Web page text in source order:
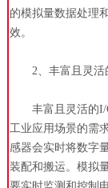
的模拟量数据处理
效。
2、丰富且灵活
丰富且灵活的I/O
工业应用场景的需
感器会实时将数字
装配和搬运。模拟